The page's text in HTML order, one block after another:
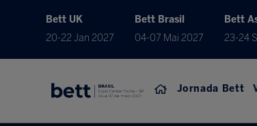
Bett UK
20-22 Jan 2027
Bett Brasil
04-07 Mai 2027
Bett
23-24
Jornada Bett